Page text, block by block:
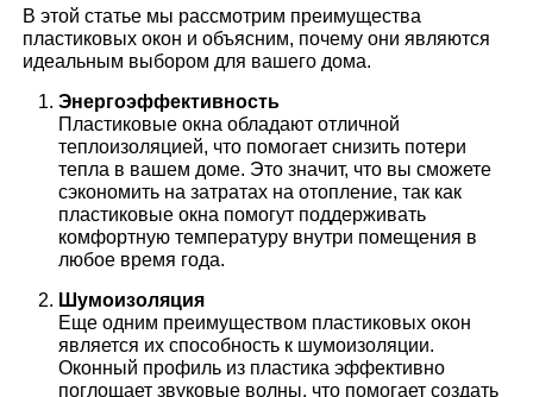
В этой статье мы рассмотрим преимущества
пластиковых окон и объясним, почему они являются
идеальным выбором для вашего дома.
Энергоэффективность
Пластиковые окна обладают отличной
теплоизоляцией, что помогает снизить потери
тепла в вашем доме. Это значит, что вы сможете
сэкономить на затратах на отопление, так как
пластиковые окна помогут поддерживать
комфортную температуру внутри помещения в
любое время года.
Шумоизоляция
Еще одним преимуществом пластиковых окон
является их способность к шумоизоляции.
Оконный профиль из пластика эффективно
поглощает звуковые волны, что помогает создать